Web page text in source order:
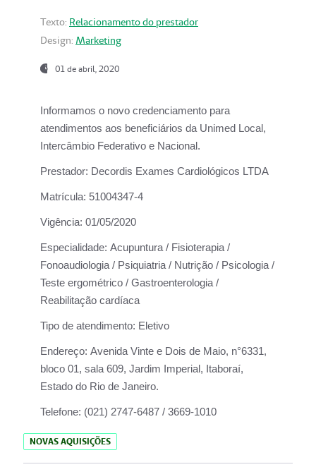
Texto: Relacionamento do prestador
Design: Marketing
01 de abril, 2020
Informamos o novo credenciamento para
atendimentos aos beneficiários da Unimed Local,
Intercâmbio Federativo e Nacional.
Prestador: Decordis Exames Cardiológicos LTDA
Matrícula: 51004347-4
Vigência: 01/05/2020
Especialidade: Acupuntura / Fisioterapia /
Fonoaudiologia / Psiquiatria / Nutrição / Psicologia /
Teste ergométrico / Gastroenterologia /
Reabilitação cardíaca
Tipo de atendimento: Eletivo
Endereço: Avenida Vinte e Dois de Maio, n°6331,
bloco 01, sala 609, Jardim Imperial, Itaboraí,
Estado do Rio de Janeiro.
Telefone: (021) 2747-6487 / 3669-1010
NOVAS AQUISIÇÕES